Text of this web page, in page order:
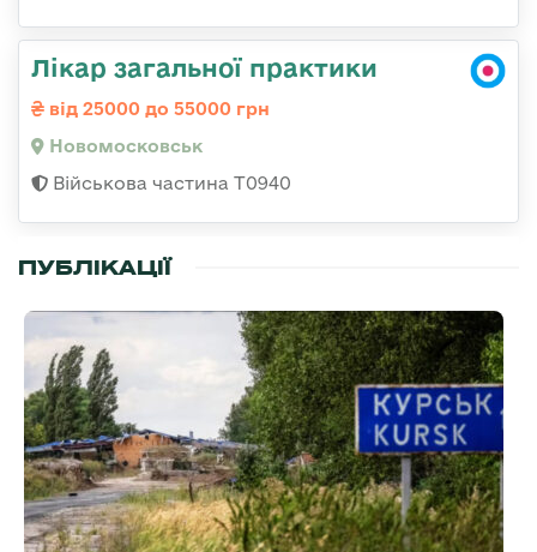
Лікар загальної практики
від 25000 до 55000 грн
Новомосковськ
Військова частина Т0940
ПУБЛІКАЦІЇ